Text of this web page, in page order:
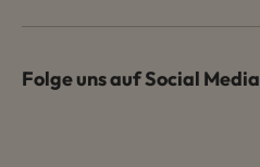
Folge uns auf Social Media